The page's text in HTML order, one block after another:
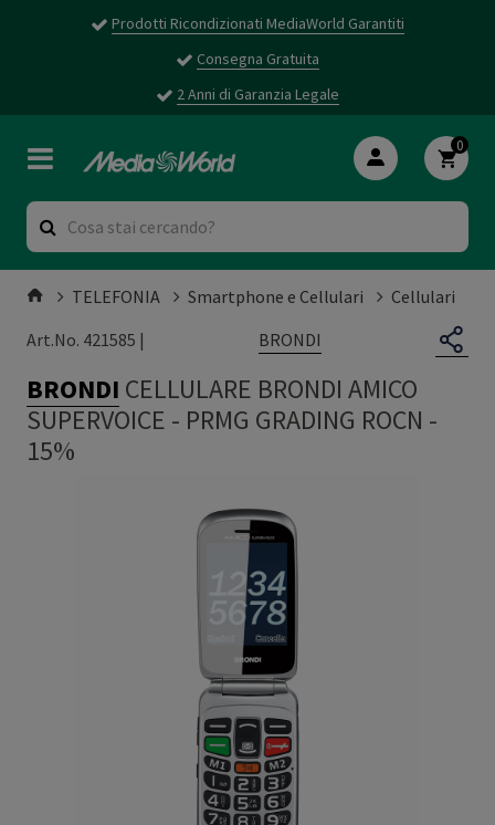
Prodotti Ricondizionati MediaWorld Garantiti
Consegna Gratuita
2 Anni di Garanzia Legale
0
TELEFONIA Smartphone e Cellulari
Cellulari
Art.No. 421585 |
BRONDI
BRONDI CELLULARE BRONDI AMICO
SUPERVOICE - PRMG GRADING ROCN -
15%